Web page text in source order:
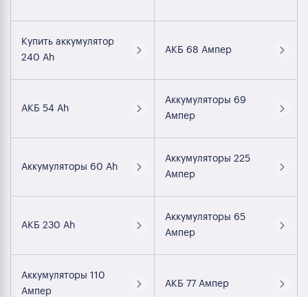
Купить аккумулятор
240 Ah
АКБ 68 Ампер
АКБ 54 Ah
Аккумуляторы 69
Ампер
Аккумуляторы 60 Ah
Аккумуляторы 225
Ампер
АКБ 230 Ah
Аккумуляторы 65
Ампер
Аккумуляторы 110
Ампер
АКБ 77 Ампер